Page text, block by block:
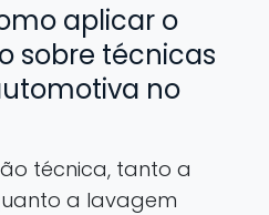
aplicar o
sobre técnicas
no
técnica, tanto a
a lavagem